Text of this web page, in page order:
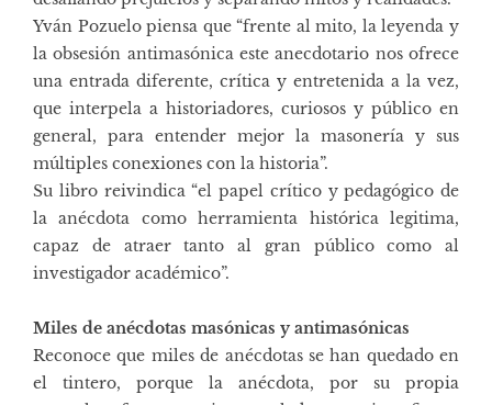
Yván Pozuelo piensa que “frente al mito, la leyenda y
la obsesión antimasónica este anecdotario nos ofrece
una entrada diferente, crítica y entretenida a la vez,
que interpela a historiadores, curiosos y público en
general, para entender mejor la masonería y sus
múltiples conexiones con la historia”.
Su libro reivindica “el papel crítico y pedagógico de
la anécdota como herramienta histórica legitima,
capaz de atraer tanto al gran público como al
investigador académico”.
Miles de anécdotas masónicas y antimasónicas
Reconoce que miles de anécdotas se han quedado en
el tintero, porque la anécdota, por su propia